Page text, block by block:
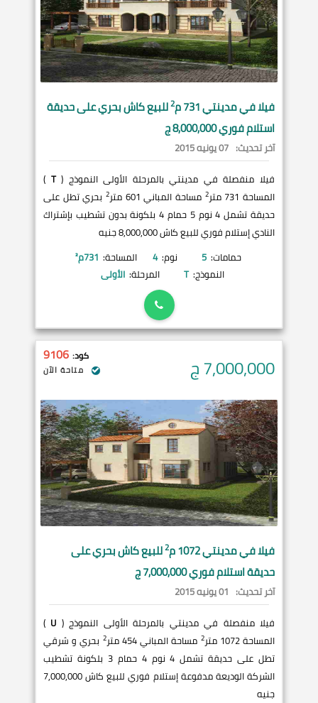
فيلا فيمدينتي 2للبيع كاش بحري على حديقة
استلام فوري 8,000,000 ج
آخر تحديث: 07 يونيه 2015
فيلا منفصلة في مدينتي بالمرحلة الأولى النموذج (T
)
المساحة 731 متر
2 مساحة المباني 601 متر 2 بحري تطل على
حديقة تشمل 4 نوم 5 حمام 4 بلكونة بدون تشطيب بإشتراك
النادي إستلام فوري للبيع كاش 8,000,000 جنيه
حمامات: 5 نوم: 4 المساحة: 731م²
النموذج: T المرحلة: الأولى
7,000,000ج كود: 9106
متاحة الآن
فيلا فيمدينتي 2للبيع كاش بحري على
حديقة استلام فوري 7,000,000 ج
آخر تحديث: 01 يونيه 2015
فيلا منفصلة في مدينتي بالمرحلة الأولى النموذج ( U
)
المساحة 1072 متر
2 مساحة المباني 454 متر 2 بحري و شرقي
تطل على حديقة تشمل 4 نوم 4 حمام 3 بلكونة تشطيب
الشركة الوديعة مدفوعة إستلام فوري للبيع كاش 7,000,000
جنيه